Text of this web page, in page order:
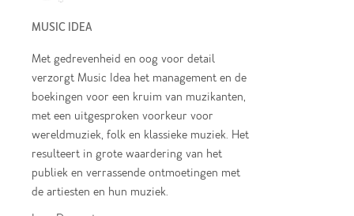
MUSIC IDEA
Met gedrevenheid en oog voor detail
verzorgt Music Idea het management en de
boekingen voor een kruim van muzikanten,
met een uitgesproken voorkeur voor
wereldmuziek, folk en klassieke muziek. Het
resulteert in grote waardering van het
publiek en verrassende ontmoetingen met
de artiesten en hun muziek.